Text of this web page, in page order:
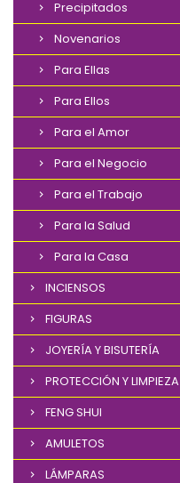
Precipitados
Novenarios
Para Ellas
Para Ellos
Para el Amor
Para el Negocio
Para el Trabajo
Para la Salud
Para la Casa
INCIENSOS
FIGURAS
JOYERÍA Y BISUTERÍA
PROTECCIÓN Y LIMPIEZA
FENG SHUI
AMULETOS
LÁMPARAS